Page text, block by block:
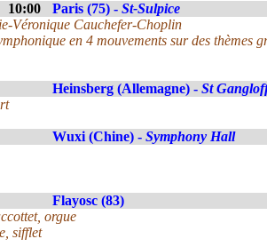
10:00 Paris (75) - St-Sulpice
Véronique Cauchefer-Choplin
en 4 mouvements sur des thèmes
Heinsberg (Allemagne) - St
Wuxi (Chine) - Symphony Hall
Flayosc (83)
orgue
sifflet